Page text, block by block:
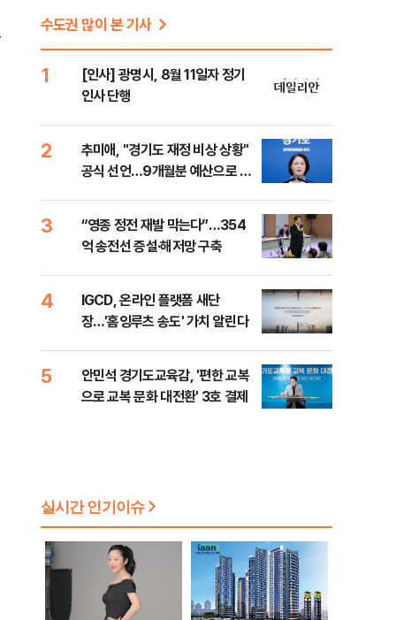
수도권 많이 본 기사
1
[인사] 광명시, 8월 11일자 정기
인사 단행
2
추미애, "경기도 재정 비상 상황"
공식 선언…9개월분 예산으로 민
3
“영종 정전 재발 막는다”…354
억 송전선 증설·해저망 구축
4
IGCD, 온라인 플랫폼 새단
장…'홈잉루츠 송도' 가치 알린다
5
안민석 경기도교육감, '편한 교복
으로 교복 문화 대전환' 3호 결제